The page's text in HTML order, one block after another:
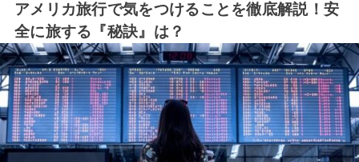
アメリカ旅行で気をつけることを徹底解説！安
全に旅する『秘訣』は？